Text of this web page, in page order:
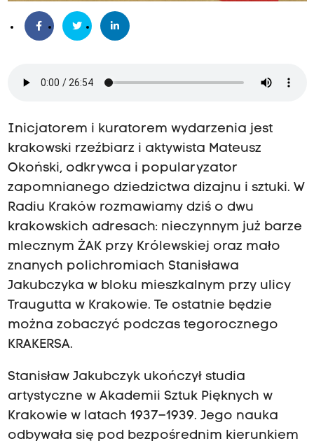
Inicjatorem i kuratorem wydarzenia jest
krakowski rzeźbiarz i aktywista Mateusz
Okoński, odkrywca i popularyzator
zapomnianego dziedzictwa dizajnu i sztuki. W
Radiu Kraków rozmawiamy dziś o dwu
krakowskich adresach: nieczynnym już barze
mlecznym ŻAK przy Królewskiej oraz mało
znanych polichromiach Stanisława
Jakubczyka w bloku mieszkalnym przy ulicy
Traugutta w Krakowie. Te ostatnie będzie
można zobaczyć podczas tegorocznego
KRAKERSA.
Stanisław Jakubczyk ukończył studia
artystyczne w Akademii Sztuk Pięknych w
Krakowie w latach 1937–1939. Jego nauka
odbywała się pod bezpośrednim kierunkiem